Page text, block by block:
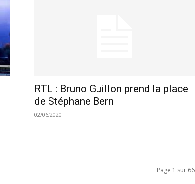
RTL : Bruno Guillon prend la place
de Stéphane Bern
02/06/2020
Page 1 sur 66